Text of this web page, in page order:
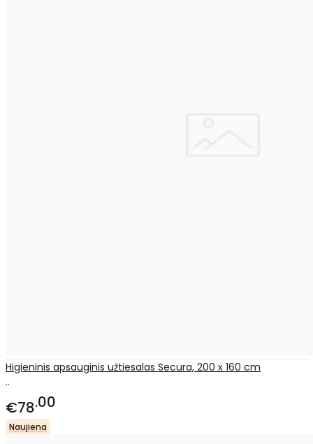
Higieninis apsauginis užtiesalas Secura, 200 x 160 cm
..
€78 00
Naujiena